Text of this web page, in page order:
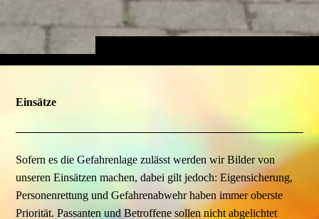
Einsätze
Sofern es die Gefahrenlage zulässt werden wir Bilder von
unseren Einsätzen machen, dabei gilt jedoch: Eigensicherung,
Personenrettung und Gefahrenabwehr haben immer oberste
Priorität. Passanten und Betroffene sollen nicht abgelichtet